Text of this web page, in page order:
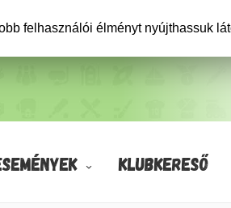
KLUBKERESŐ
felhasználói élményt nyújthassuk